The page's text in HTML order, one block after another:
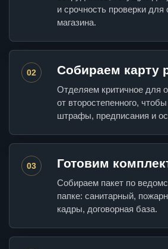
и срочность проверки для
магазина.
02 Собираем карту
Отделяем критичное для
от второстепенного,
штрафы, предписания и
03 Готовим
Собираем пакет по
папке: санитарный,
кадры, договорная база.